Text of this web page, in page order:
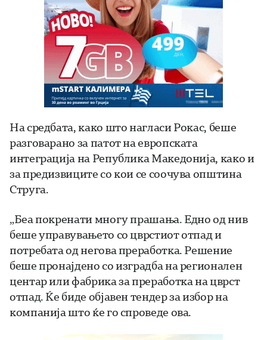
На средбата, како што нагласи Рокас, беше
разговарано за патот на европската
интеграција на Република Македонија, како и
за предизвиците со кои се соочува општина
Струга.
„Беа покренати многу прашања. Едно од нив
беше управувањето со цврстиот отпад и
потребата од негова преработка. Решение
беше пронајдено со изградба на регионален
центар или фабрика за преработка на цврст
отпад. Ќе биде објавен тендер за избор на
компанија што ќе го спроведе ова.